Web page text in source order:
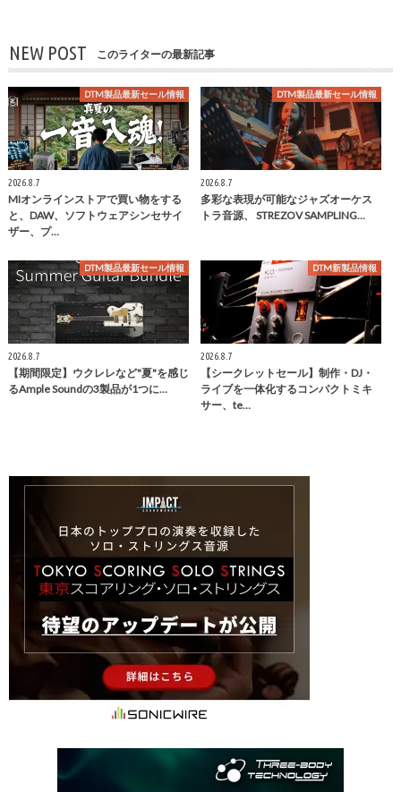
NEW POST このライターの最新記事
DTM製品最新セール情報
2026.8.7
MIオンラインストアで買い物をする
と、DAW、ソフトウェアシンセサイ
ザー、プ…
DTM製品最新セール情報
2026.8.7
多彩な表現が可能なジャズオーケス
トラ音源、 STREZOV SAMPLING…
DTM製品最新セール情報
2026.8.7
【期間限定】ウクレレなど"夏"を感じ
るAmple Soundの3製品が1つに…
DTM新製品情報
2026.8.7
【シークレットセール】制作・DJ・
ライブを一体化するコンパクトミキ
サー、te…